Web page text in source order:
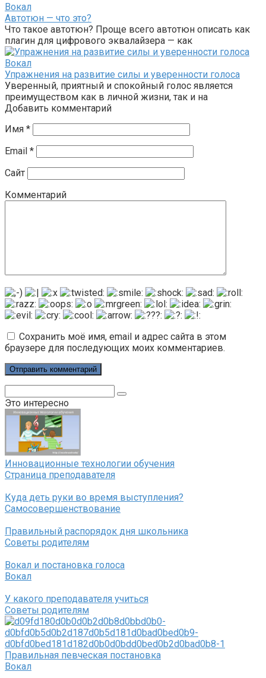
Вокал
Автотюн — что это?
Что такое автотюн? Проще всего автотюн описать как
плагин для цифрового эквалайзера — как
Вокал
Упражнения на развитие силы и уверенности голоса
Уверенный, приятный и спокойный голос является
преимуществом как в личной жизни, так и на
Добавить комментарий
Имя *
Email *
Сайт
Комментарий
Сохранить моё имя, email и адрес сайта в этом
браузере для последующих моих комментариев.
Это интересно
Инновационные технологии обучения
Страница преподавателя
Куда деть руки во время выступления?
Самосовершенствование
Правильный распорядок дня школьника
Советы родителям
Вокал и постановка голоса
Вокал
У какого преподавателя учиться
Советы родителям
Правильная певческая постановка
Вокал